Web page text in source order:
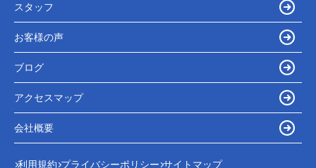
スタッフ
お客様の声
ブログ
アクセスマップ
会社概要
利用規約 プライバシーポリシー サイトマップ